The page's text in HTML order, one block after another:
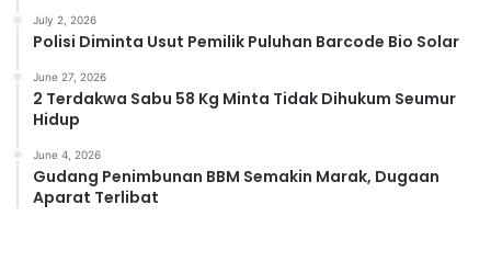
July 2, 2026
Polisi Diminta Usut Pemilik Puluhan Barcode Bio Solar
June 27, 2026
2 Terdakwa Sabu 58 Kg Minta Tidak Dihukum Seumur
Hidup
June 4, 2026
Gudang Penimbunan BBM Semakin Marak, Dugaan
Aparat Terlibat